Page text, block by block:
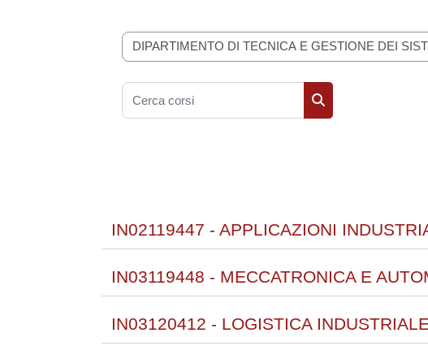
Categorie di corso
Cerca corsi
IN02119447 - APPLICAZIONI
IN03119448 - MECCATRONICA E
IN03120412 - LOGISTICA